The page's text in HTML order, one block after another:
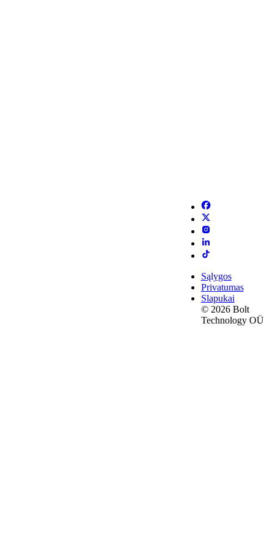
Sąlygos
Privatumas
Slapukai
© 2026 Bolt
Technology OÜ